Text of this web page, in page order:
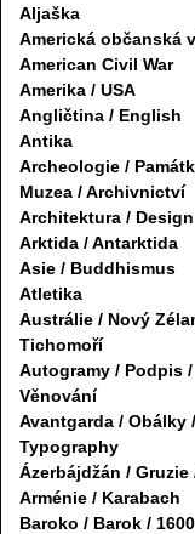
Aljaška
Americká občanská
American Civil War
Amerika / USA
Angličtina / English
Antika
Archeologie /
Muzea / Archivnictví
Architektura / Design
Arktida / Antarktida
Asie / Buddhismus
Atletika
Austrálie / Nový
Tichomoří
Autogramy / Podpis /
Věnování
Avantgarda / Obálky /
Typography
Ázerbájdžán / Gruzie
Arménie / Karabach
Baroko / Barok /